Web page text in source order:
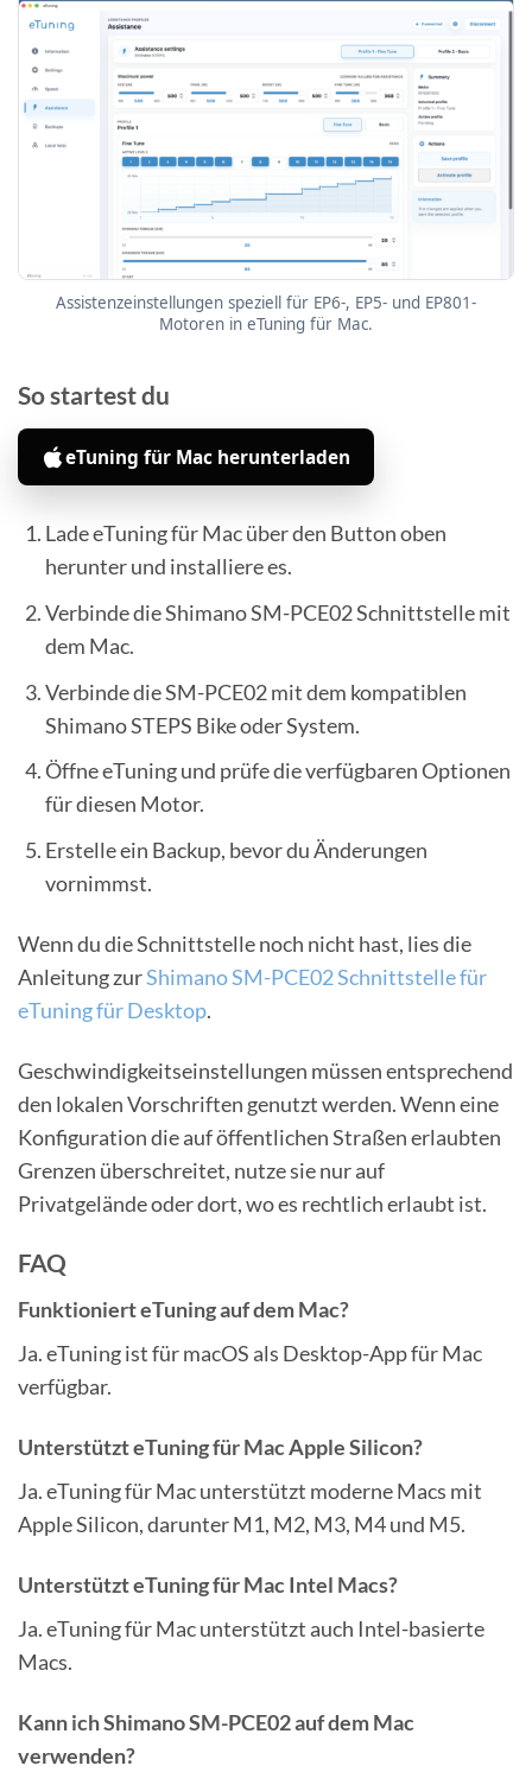
Assistenzeinstellungen speziell für EP6-, EP5- und EP801-
Motoren in eTuning für Mac.
So startest du
eTuning für Mac herunterladen
Lade eTuning für Mac über den Button oben
herunter und installiere es.
Verbinde die Shimano SM-PCE02 Schnittstelle mit
dem Mac.
Verbinde die SM-PCE02 mit dem kompatiblen
Shimano STEPS Bike oder System.
Öffne eTuning und prüfe die verfügbaren Optionen
für diesen Motor.
Erstelle ein Backup, bevor du Änderungen
vornimmst.
Wenn du die Schnittstelle noch nicht hast, lies die
Anleitung zurShimano SM-PCE02 Schnittstelle für
eTuning für Desktop.
Geschwindigkeitseinstellungen müssen entsprechend
den lokalen Vorschriften genutzt werden. Wenn eine
Konfiguration die auf öffentlichen Straßen erlaubten
Grenzen überschreitet, nutze sie nur auf
Privatgelände oder dort, wo es rechtlich erlaubt ist.
FAQ
Funktioniert eTuning auf dem Mac?
Ja. eTuning ist für macOS als Desktop-App für Mac
verfügbar.
Unterstützt eTuning für Mac Apple Silicon?
Ja. eTuning für Mac unterstützt moderne Macs mit
Apple Silicon, darunter M1, M2, M3, M4 und M5.
Unterstützt eTuning für Mac Intel Macs?
Ja. eTuning für Mac unterstützt auch Intel-basierte
Macs.
Kann ich Shimano SM-PCE02 auf dem Mac
verwenden?